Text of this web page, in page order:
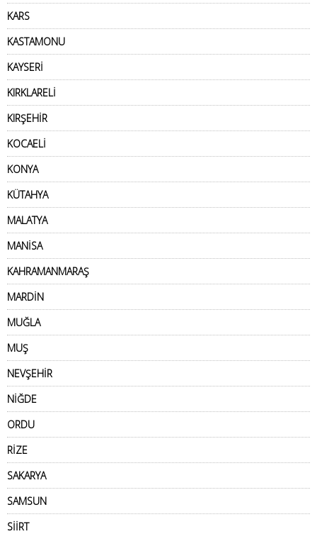
KARS
KASTAMONU
KAYSERİ
KIRKLARELİ
KIRŞEHİR
KOCAELİ
KONYA
KÜTAHYA
MALATYA
MANİSA
KAHRAMANMARAŞ
MARDİN
MUĞLA
MUŞ
NEVŞEHİR
NİĞDE
ORDU
RİZE
SAKARYA
SAMSUN
SİİRT